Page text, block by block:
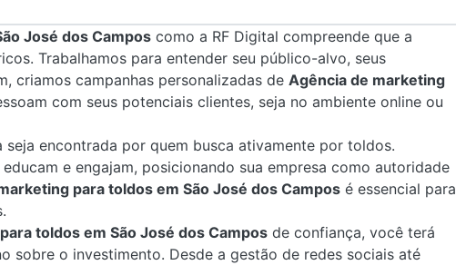
José dos Campos como a RF Digital compreende que a
Trabalhamos para entender seu público-alvo, seus
criamos campanhas personalizadas de Agência de marketing
com seus potenciais clientes, seja no ambiente online ou
seja encontrada por quem busca ativamente por toldos.
e engajam, posicionando sua empresa como autoridade
para toldos em São José dos Campos é essencial para
toldos em São José dos Campos de confiança, você terá
sobre o investimento. Desde a gestão de redes sociais até